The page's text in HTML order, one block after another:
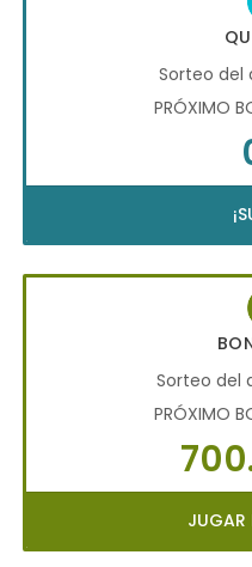
Sorteo del
PRÓXIMO
Sorteo del
PRÓXIMO
JUGAR